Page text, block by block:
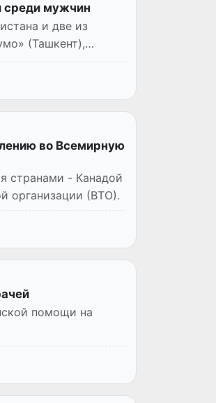
среди мужчин
и две из
(Ташкент),
во Всемирную
странами - Канадой
организации (ВТО).
помощи на